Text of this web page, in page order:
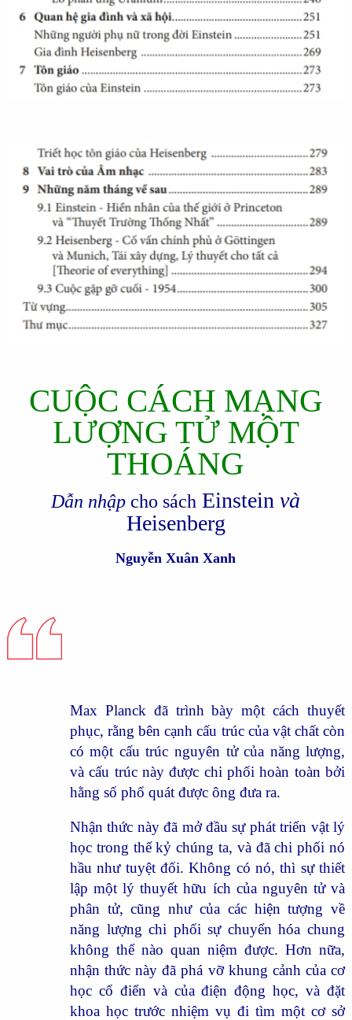
CUỘC CÁCH MẠNG
LƯỢNG TỬ MỘT
THOÁNG
Dẫn nhập cho sách Einsteinvà
Heisenberg
Nguyễn Xuân Xanh
Max Planck đã trình bày một cách thuyết
phục, rằng bên cạnh cấu trúc của vật chất còn
có một cấu trúc nguyên tử của năng lượng,
và cấu trúc này được chi phối hoàn toàn bởi
hằng số phổ quát được ông đưa ra.
Nhận thức này đã mở đầu sự phát triển vật lý
học trong thế kỷ chúng ta, và đã chi phối nó
hầu như tuyệt đối. Không có nó, thì sự thiết
lập một lý thuyết hữu ích của nguyên tử và
phân tử, cũng như của các hiện tượng về
năng lượng chi phối sự chuyển hóa chung
không thể nào quan niệm được. Hơn nữa,
nhận thức này đã phá vỡ khung cảnh của cơ
học cổ điển và của điện động học, và đặt
khoa học trước nhiệm vụ đi tìm một cơ sở